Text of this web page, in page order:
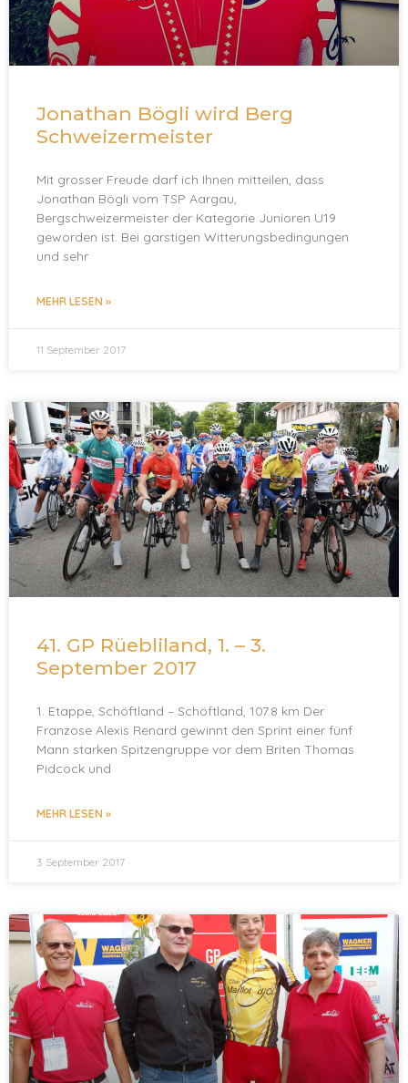
Jonathan Bögli wird Berg
Schweizermeister
Mit grosser Freude darf ich Ihnen mitteilen, dass
Jonathan Bögli vom TSP Aargau,
Bergschweizermeister der Kategorie Junioren U19
geworden ist. Bei garstigen Witterungsbedingungen
und sehr
MEHR LESEN »
11 September 2017
41. GP Rüebliland, 1. – 3.
September 2017
1. Etappe, Schöftland – Schöftland, 107.8 km Der
Franzose Alexis Renard gewinnt den Sprint einer fünf
Mann starken Spitzengruppe vor dem Briten Thomas
Pidcock und
MEHR LESEN »
3 September 2017